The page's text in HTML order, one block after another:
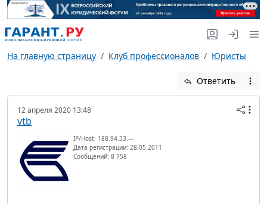
На главную страницу Клуб профессионалов Юристы
Ответить
12 апреля 2020 13:48
vtb
IP/Host: 188.94.33.---
Дата регистрации: 28.05.2011
Сообщений: 8 758